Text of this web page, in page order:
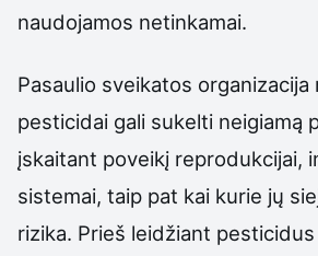
naudojamos netinkamai.
Pasaulio sveikatos organizacija
pesticidai gali sukelti neigiamą
įskaitant poveikį reprodukcijai,
sistemai, taip pat kai kurie jų
rizika. Prieš leidžiant